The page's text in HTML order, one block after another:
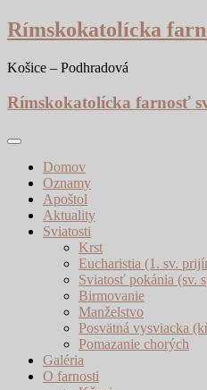
Skip
to
Rímskokatolícka
Košice – Podhradová
Rímskokatolícka farnosť
Domov
Oznamy
Apoštol
Aktuality
Sviatosti
Krst
Eucharistia (1. sv.
Sviatosť pokánia (sv.
Birmovanie
Manželstvo
Posvätná vysviacka
Pomazanie chorých
Galéria
O farnosti